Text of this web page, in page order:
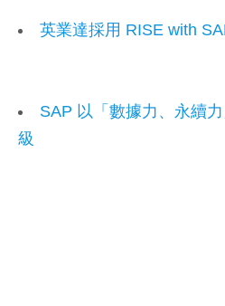
英業達採用 RISE with
SAP 以「數據力、永續
級